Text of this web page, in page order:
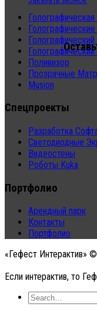
Поливизор
Прозрачные
Musion
Спецпроекты
Разработка
Светодиодные
Видеостены
Роботы Kuka
Портфолио
Арендный парк
Контакты
Портфолио
«Гефест Интерактив»
Если интерактив, то